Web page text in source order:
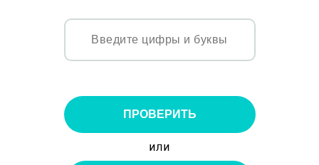
ПРОВЕРИТЬ
или